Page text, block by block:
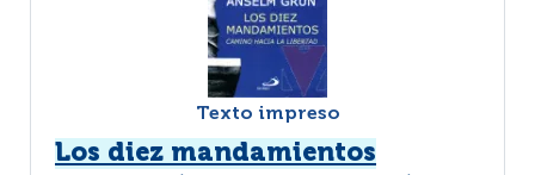
Texto impreso
Los diez mandamientos